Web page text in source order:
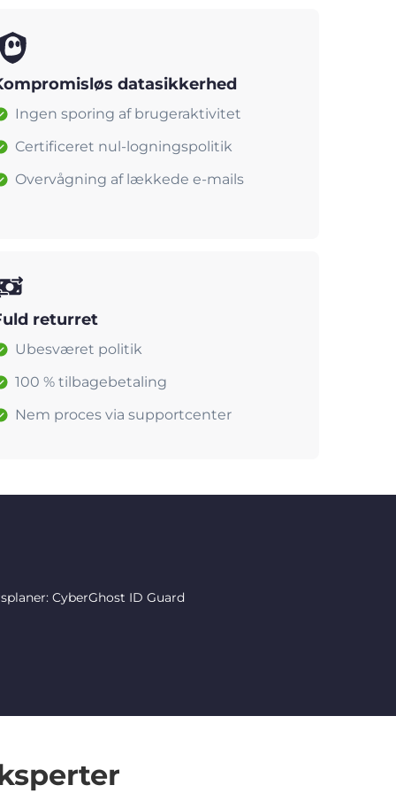
datasikkerhed
Ingen sporing af brugeraktivitet
Certificeret nul-logningspolitik
Overvågning af lækkede e-mails
returret
Ubesværet politik
100 % tilbagebetaling
Nem proces via supportcenter
CyberGhost ID Guard